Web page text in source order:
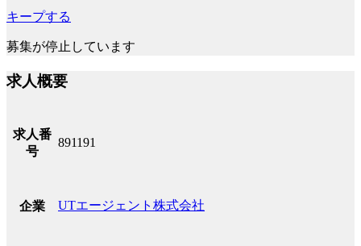
キープする
募集が停止しています
求人概要
求人番
号
891191
企業 UTエージェント株式会社